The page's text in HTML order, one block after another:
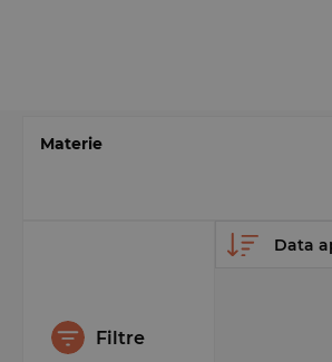
Materie
Filtre